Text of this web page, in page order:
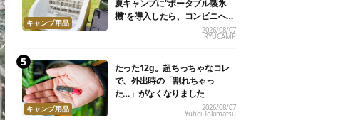
キャンプ用品
夏キャンプに“ポータブル製氷
機”を導入したら、コンビニへ走
2026/08/07
RYUCAMP
キャンプ用品
たった12g。超ちっちゃなコレ
で、外出時の「割れちゃっ
た…」がなくなりました
2026/08/07
Yuhei Tokimatsu